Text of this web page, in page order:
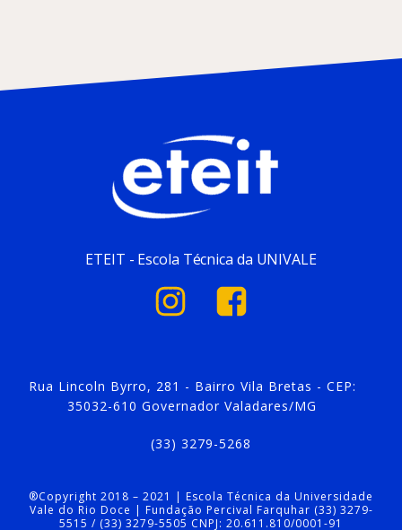
ETEIT - Escola Técnica da UNIVALE
Rua Lincoln Byrro, 281 - Bairro Vila Bretas - CEP:
35032-610 Governador Valadares/MG
(33) 3279-5268
®Copyright 2018 – 2021 | Escola Técnica da Universidade
Vale do Rio Doce | Fundação Percival Farquhar (33) 3279-
5515 / (33) 3279-5505 CNPJ: 20.611.810/0001-91